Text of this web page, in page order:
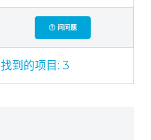
问问题
找到的项目: 3